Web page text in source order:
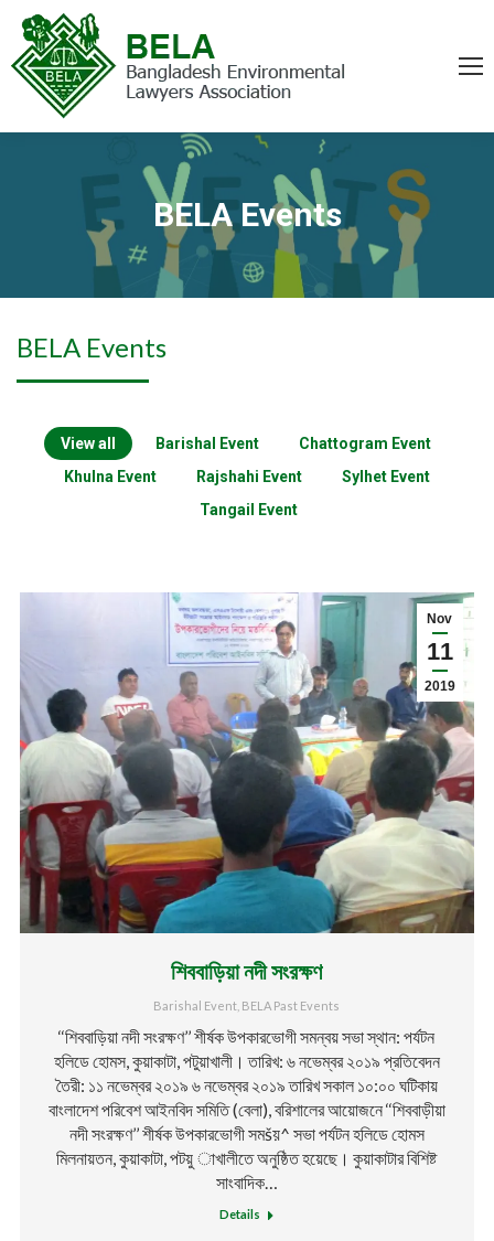
BELA Events
You are here:
BELA Events
View all Barishal Event
Chattogram Event
Khulna Event
Rajshahi Event
Sylhet Event
Tangail Event
Nov
11
2019
শিববাড়িয়া নদী সংরক্ষণ
Barishal Event BELA Past Events
‘‘শিববাড়িয়া নদী সংরক্ষণ’’ শীর্ষক উপকারভোগী সমন্বয় সভা স্থান: পর্যটন
হলিডে হোমস, কুয়াকাটা, পটুয়াখালী। তারিখ: ৬ নভেম্বর ২০১৯ প্রতিবেদন
তৈরী: ১১ নভেম্বর ২০১৯ ৬ নভেম্বর ২০১৯ তারিখ সকাল ১০:০০ ঘটিকায়
বাংলাদেশ পরিবেশ আইনবিদ সমিতি (বেলা), বরিশালের আয়োজনে ‘‘শিববাড়ীয়া
নদী সংরক্ষণ’’ শীর্ষক উপকারভোগী সমšয়^ সভা পর্যটন হলিডে হোমস
মিলনায়তন, কুয়াকাটা, পটয়ু াখালীতে অনুষ্ঠিত হয়েছে। কুয়াকাটার বিশিষ্ট
সাংবাদিক…
Details